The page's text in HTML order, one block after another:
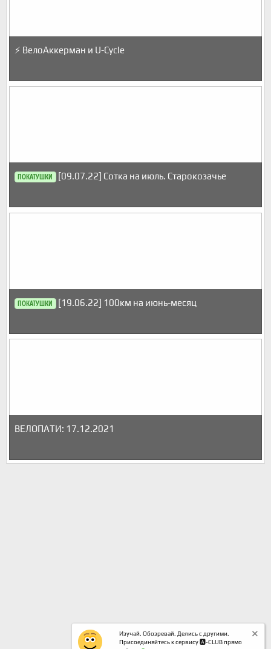
⚡️ ВелоАккерман и U-Cycle
ПОКАТУШКИ [09.07.22] Сотка на июль. Старокозачье
ПОКАТУШКИ [19.06.22] 100км на июнь-месяц
ВЕЛОПАТИ: 17.12.2021
Изучай. Обозревай. Делись с другими.
Присоединяйтесь к сервису 🅰️-CLUB прямо